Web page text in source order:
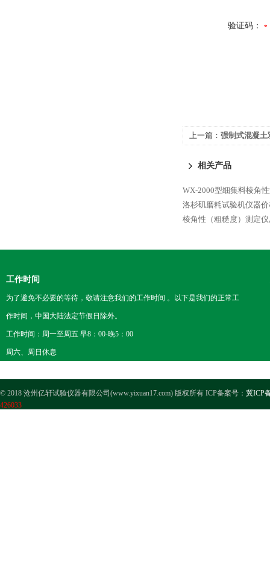
验证码：
上一篇： 强制式混凝土
相关产品
WX-2000型细集料棱角
洛杉矶磨耗试验机仪器
棱角性（粗糙度）测定
工作时间
为了避免不必要的等待，敬请注意我们的工作时间 。以下是我们的正常工
作时间，中国大陆法定节假日除外。
工作时间：周一至周五 早8：00-晚5：00
周六、周日休息
© 2018 沧州亿轩试验仪器有限公司(www.yixuan17.com) 版权所有 ICP备案号： 冀ICP
426033